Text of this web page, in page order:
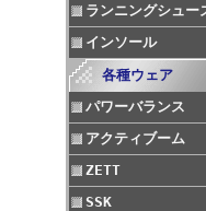
ランニングシュー
インソール
各種ウェア
パワーバランス
アクティブーム
ZETT
SSK